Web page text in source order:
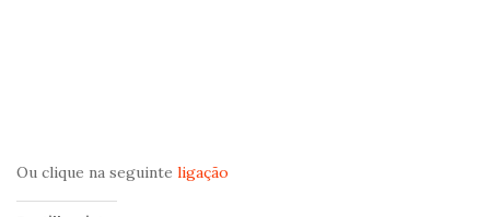
Ou clique na seguinte ligação